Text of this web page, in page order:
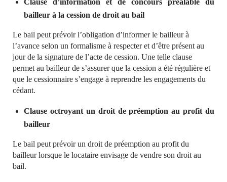
bailleur à la cession de droit au bail
Le bail peut prévoir l’obligation d’informer le bailleur à
l’avance selon un formalisme à respecter et d’être présent au
jour de la signature de l’acte de cession. Une telle clause
permet au bailleur de s’assurer que la cession a été régulière et
que le cessionnaire s’engage à reprendre les engagements du
cédant.
Clause octroyant un droit de préemption au profit du
bailleur
Le bail peut prévoir un droit de préemption au profit du
bailleur lorsque le locataire envisage de vendre son droit au
bail.